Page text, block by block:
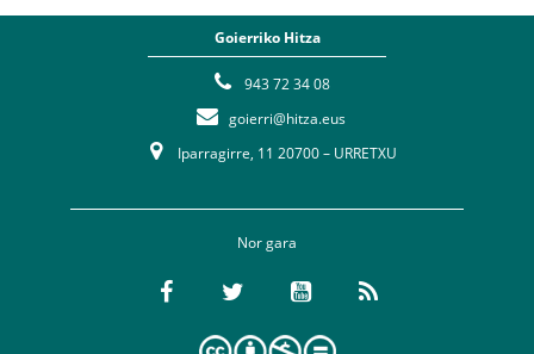
Goierriko Hitza
943 72 34 08
goierri@hitza.eus
Iparragirre, 11 20700 – URRETXU
Nor gara